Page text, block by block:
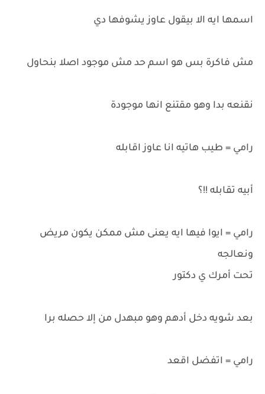
اسمها ايه الا بيقول عاوز يشوفها دي
مش فاكرة بس هو اسم حد مش موجود اصلا بنحاول
نقنعه بدا وهو مقتنع انها موجودة
رامي = طيب هاتيه انا عاوز اقابله
أبيه تقابله !!؟
رامي = ايوا فيها ايه يعنى مش ممكن يكون مريض
ونعالجه
تحت أمرك ي دكتور
بعد شويه دخل أدهم وهو مبهدل من إلا حصله برا
رامي = اتفضل اقعد